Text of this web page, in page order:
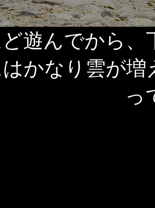
遊んでから
かなり雲が
っ